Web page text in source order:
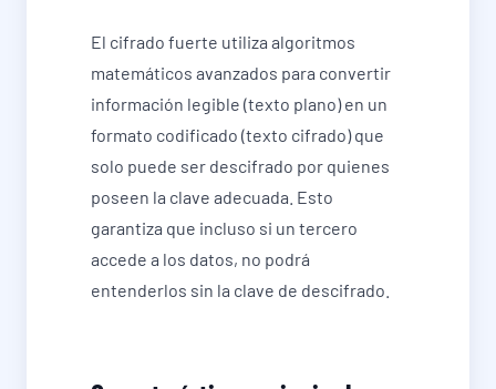
El cifrado fuerte utiliza algoritmos
matemáticos avanzados para convertir
información legible (texto plano) en un
formato codificado (texto cifrado) que
solo puede ser descifrado por quienes
poseen la clave adecuada. Esto
garantiza que incluso si un tercero
accede a los datos, no podrá
entenderlos sin la clave de descifrado.